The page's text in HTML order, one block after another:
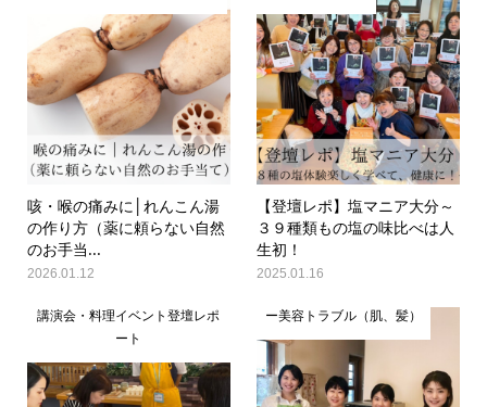
咳・喉の痛みに│れんこん湯
の作り方（薬に頼らない自然
のお手当...
2026.01.12
【登壇レポ】塩マニア大分～
３９種類もの塩の味比べは人
生初！
2025.01.16
講演会・料理イベント登壇レポ
ート
ー美容トラブル（肌、髪）